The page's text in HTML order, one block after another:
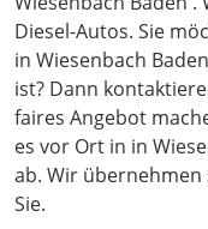
Diesel-Autos. Sie
in Wiesenbach
ist? Dann
faires Angebot
es vor Ort in in
ab. Wir
Sie.